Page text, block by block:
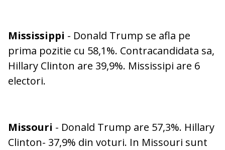
Mississippi - Donald Trump se afla pe
prima pozitie cu 58,1%. Contracandidata sa,
Hillary Clinton are 39,9%. Mississipi are 6
electori.
Missouri - Donald Trump are 57,3%. Hillary
Clinton- 37,9% din voturi. In Missouri sunt